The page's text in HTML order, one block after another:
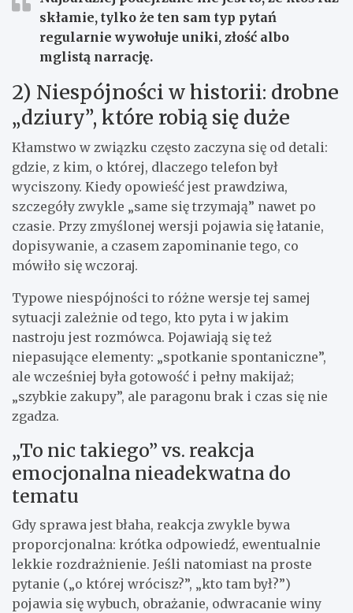
skłamie, tylko że ten sam typ pytań
regularnie wywołuje uniki, złość albo
mglistą narrację.
2) Niespójności w historii: drobne
„dziury”, które robią się duże
Kłamstwo w związku często zaczyna się od detali:
gdzie, z kim, o której, dlaczego telefon był
wyciszony. Kiedy opowieść jest prawdziwa,
szczegóły zwykle „same się trzymają” nawet po
czasie. Przy zmyślonej wersji pojawia się łatanie,
dopisywanie, a czasem zapominanie tego, co
mówiło się wczoraj.
Typowe niespójności to różne wersje tej samej
sytuacji zależnie od tego, kto pyta i w jakim
nastroju jest rozmówca. Pojawiają się też
niepasujące elementy: „spotkanie spontaniczne”,
ale wcześniej była gotowość i pełny makijaż;
„szybkie zakupy”, ale paragonu brak i czas się nie
zgadza.
„To nic takiego” vs. reakcja
emocjonalna nieadekwatna do
tematu
Gdy sprawa jest błaha, reakcja zwykle bywa
proporcjonalna: krótka odpowiedź, ewentualnie
lekkie rozdrażnienie. Jeśli natomiast na proste
pytanie („o której wrócisz?”, „kto tam był?”)
pojawia się wybuch, obrażanie, odwracanie winy